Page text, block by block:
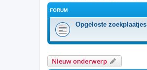
FORUM
Opgeloste
Nieuw onderwerp